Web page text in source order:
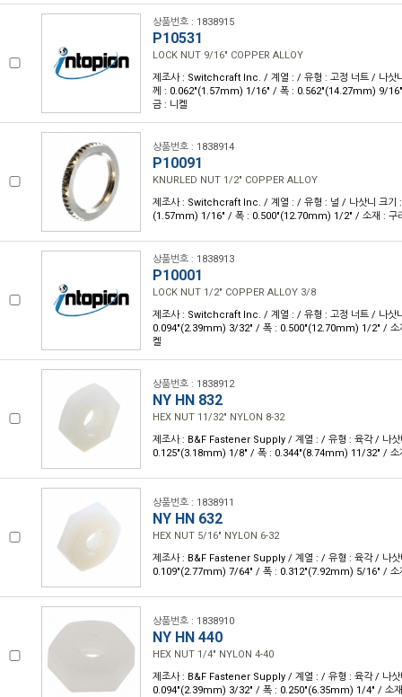
상품번호 : 1838915
P10531
LOCK NUT 9/16" COPPER ALLOY
제조사 : Switchcraft Inc. / 계열 : / 유형 : 고정 너트 / 나삿
께 : 0.062"(1.57mm) 1/16" / 폭 : 0.562"(14.27mm) 9/
금 : 니켈
상품번호 : 1838914
P10091
KNURLED NUT 1/2" COPPER ALLOY
제조사 : Switchcraft Inc. / 계열 : / 유형 : 널 / 나삿니 크기
(1.57mm) 1/16" / 폭 : 0.500"(12.70mm) 1/2" / 소재 : 구
상품번호 : 1838913
P10001
LOCK NUT 1/2" COPPER ALLOY 3/8
제조사 : Switchcraft Inc. / 계열 : / 유형 : 고정 너트 / 나삿
0.094"(2.39mm) 3/32" / 폭 : 0.500"(12.70mm) 1/2" / 소
켈
상품번호 : 1838912
NY HN 832
HEX NUT 11/32" NYLON 8-32
제조사 : B&F Fastener Supply / 계열 : / 유형 : 육각 / 나
0.125"(3.18mm) 1/8" / 폭 : 0.344"(8.74mm) 11/32" / 소
상품번호 : 1838911
NY HN 632
HEX NUT 5/16" NYLON 6-32
제조사 : B&F Fastener Supply / 계열 : / 유형 : 육각 / 나
0.109"(2.77mm) 7/64" / 폭 : 0.312"(7.92mm) 5/16" / 소
상품번호 : 1838910
NY HN 440
HEX NUT 1/4" NYLON 4-40
제조사 : B&F Fastener Supply / 계열 : / 유형 : 육각 / 나
0.094"(2.39mm) 3/32" / 폭 : 0.250"(6.35mm) 1/4" / 소재